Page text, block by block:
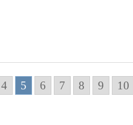
4 5 6 7 8 9 10